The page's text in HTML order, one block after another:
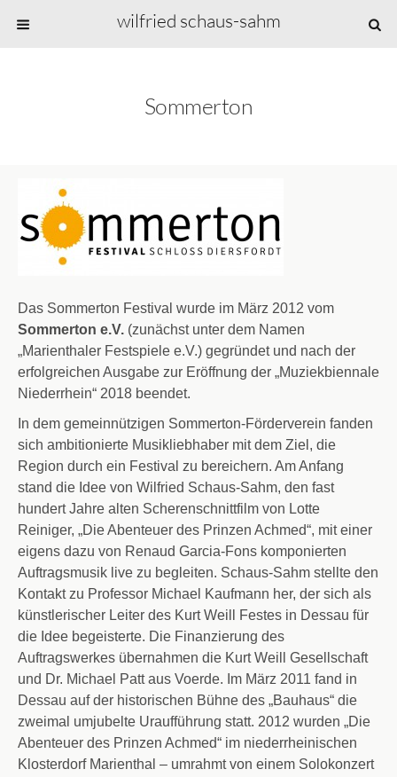
wilfried schaus-sahm
Sommerton
Das Sommerton Festival wurde im März 2012 vom
Sommerton e.V. (zunächst unter dem Namen
„Marienthaler Festspiele e.V.) gegründet und nach der
erfolgreichen Ausgabe zur Eröffnung der „Muziekbiennale
Niederrhein“ 2018 beendet.
In dem gemeinnützigen Sommerton-Förderverein fanden
sich ambitionierte Musikliebhaber mit dem Ziel, die
Region durch ein Festival zu bereichern. Am Anfang
stand die Idee von Wilfried Schaus-Sahm, den fast
hundert Jahre alten Scherenschnittfilm von Lotte
Reiniger, „Die Abenteuer des Prinzen Achmed“, mit einer
eigens dazu von Renaud Garcia-Fons komponierten
Auftragsmusik live zu begleiten. Schaus-Sahm stellte den
Kontakt zu Professor Michael Kaufmann her, der sich als
künstlerischer Leiter des Kurt Weill Festes in Dessau für
die Idee begeisterte. Die Finanzierung des
Auftragswerkes übernahmen die Kurt Weill Gesellschaft
und Dr. Michael Pattaus Voerde. Im März 2011 fand in
Dessau auf der historischen Bühne des „Bauhaus“ die
zweimal umjubelte Uraufführung statt. 2012 wurden „Die
Abenteuer des Prinzen Achmed“ im niederrheinischen
Klosterdorf Marienthal – umrahmt von einem Solokonzert